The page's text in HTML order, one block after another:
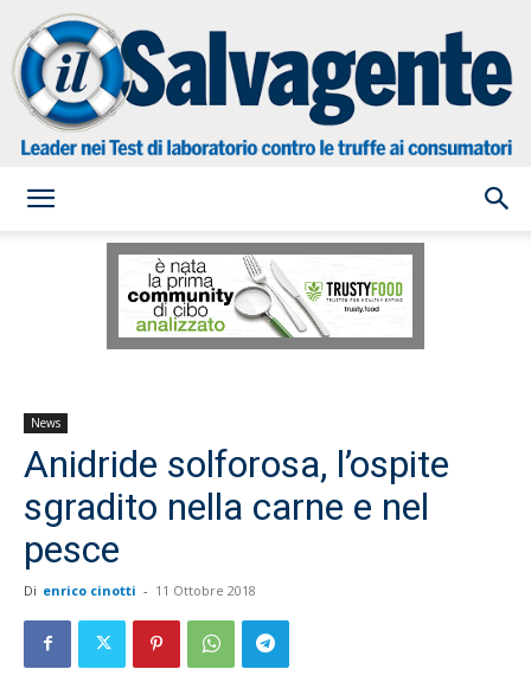
Salvagente
News
Anidride solforosa, l’ospite
sgradito nella carne e nel
pesce
Di enrico cinotti - 11 Ottobre 2018